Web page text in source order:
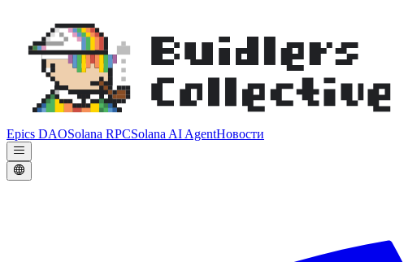
Epics DAOSolana RPCSolana AI AgentНовости